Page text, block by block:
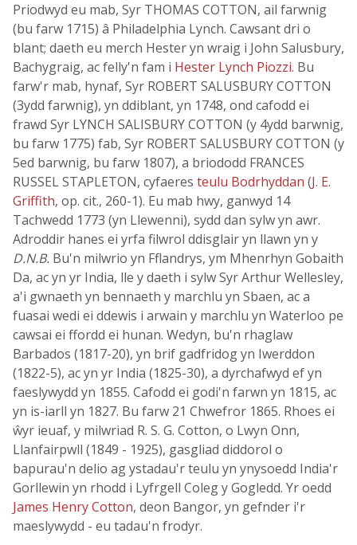
Priodwyd eu mab, Syr THOMAS COTTON, ail farwnig
(bu farw 1715) â Philadelphia Lynch. Cawsant dri o
blant; daeth eu merch Hester yn wraig i John Salusbury,
Bachygraig, ac felly'n fam i Hester Lynch Piozzi. Bu
farw'r mab, hynaf, Syr ROBERT SALUSBURY COTTON
(3ydd farwnig), yn ddiblant, yn 1748, ond cafodd ei
frawd Syr LYNCH SALISBURY COTTON (y 4ydd barwnig,
bu farw 1775) fab, Syr ROBERT SALUSBURY COTTON (y
5ed barwnig, bu farw 1807), a briododd FRANCES
RUSSEL STAPLETON, cyfaeres teulu Bodrhyddan (J. E.
Griffith, op. cit., 260-1). Eu mab hwy, ganwyd 14
Tachwedd 1773 (yn Llewenni), sydd dan sylw yn awr.
Adroddir hanes ei yrfa filwrol ddisglair yn llawn yn y
D.N.B. Bu'n milwrio yn Fflandrys, ym Mhenrhyn Gobaith
Da, ac yn yr India, lle y daeth i sylw Syr Arthur Wellesley,
a'i gwnaeth yn bennaeth y marchlu yn Sbaen, ac a
fuasai wedi ei ddewis i arwain y marchlu yn Waterloo pe
cawsai ei ffordd ei hunan. Wedyn, bu'n rhaglaw
Barbados (1817-20), yn brif gadfridog yn Iwerddon
(1822-5), ac yn yr India (1825-30), a dyrchafwyd ef yn
faeslywydd yn 1855. Cafodd ei godi'n farwn yn 1815, ac
yn is-iarll yn 1827. Bu farw 21 Chwefror 1865. Rhoes ei
ŵyr ieuaf, y milwriad R. S. G. Cotton, o Lwyn Onn,
Llanfairpwll (1849 - 1925), gasgliad diddorol o
bapurau'n delio ag ystadau'r teulu yn ynysoedd India'r
Gorllewin yn rhodd i Lyfrgell Coleg y Gogledd. Yr oedd
James Henry Cotton, deon Bangor, yn gefnder i'r
maeslywydd - eu tadau'n frodyr.